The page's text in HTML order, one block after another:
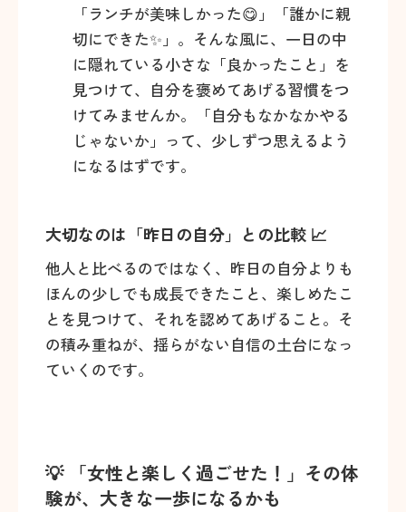
「ランチが美味しかった😋」「誰かに親
切にできた✨」。そんな風に、一日の中
に隠れている小さな「良かったこと」を
見つけて、自分を褒めてあげる習慣をつ
けてみませんか。「自分もなかなかやる
じゃないか」って、少しずつ思えるよう
になるはずです。
大切なのは「昨日の自分」との比較 📈
他人と比べるのではなく、昨日の自分よりも
ほんの少しでも成長できたこと、楽しめたこ
とを見つけて、それを認めてあげること。そ
の積み重ねが、揺らがない自信の土台になっ
ていくのです。
💡 「女性と楽しく過ごせた！」その体
験が、大きな一歩になるかも